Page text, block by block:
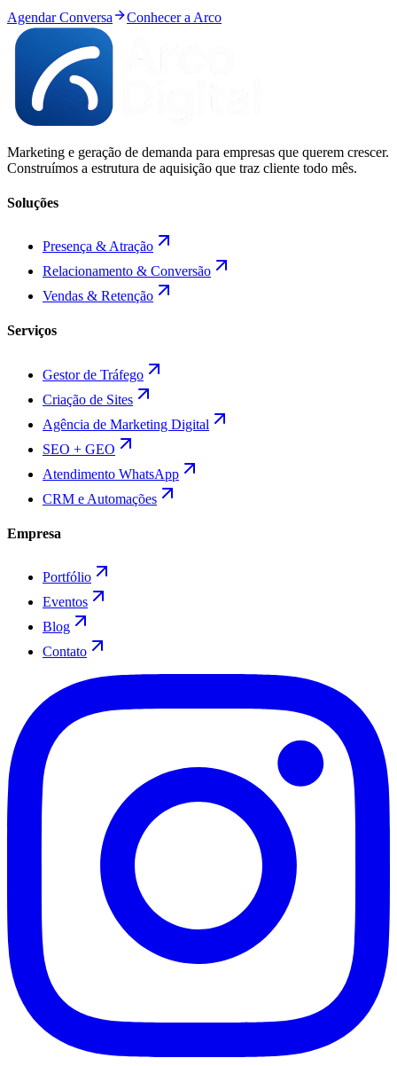
Agendar Conversa Conhecer a Arco
Marketing e geração de demanda para empresas que querem crescer.
Construímos a estrutura de aquisição que traz cliente todo mês.
Soluções
Presença & Atração
Relacionamento & Conversão
Vendas & Retenção
Serviços
Gestor de Tráfego
Criação de Sites
Agência de Marketing Digital
SEO + GEO
Atendimento WhatsApp
CRM e Automações
Empresa
Portfólio
Eventos
Blog
Contato